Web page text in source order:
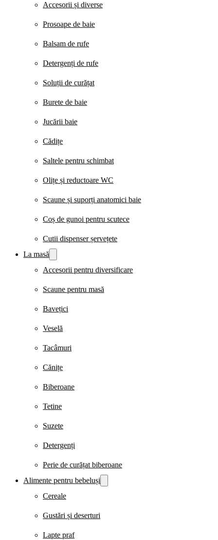
Accesorii și diverse
Prosoape de baie
Balsam de rufe
Detergenți de rufe
Soluții de curățat
Burete de baie
Jucării baie
Cădițe
Saltele pentru schimbat
Olițe și reductoare WC
Scaune și suporți anatomici baie
Coș de gunoi pentru scutece
Cutii dispenser șervețete
La masă
Accesorii pentru diversificare
Scaune pentru masă
Bavețici
Veselă
Tacâmuri
Cănițe
Biberoane
Tetine
Suzete
Detergenți
Perie de curățat biberoane
Alimente pentru bebeluși
Cereale
Gustări și deserturi
Lapte praf